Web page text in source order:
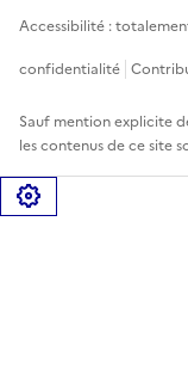
Accessibilité :
confidentialité
Sauf mention explicite
les contenus de ce site
Gérer les cookies